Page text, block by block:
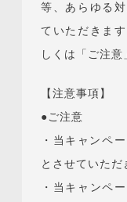
等、あらゆる
ていただきま
しくは「ご注意
【注意事項】
●ご注意
・当キャンペ
とさせていただ
・当キャンペ